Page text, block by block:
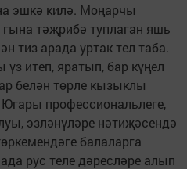
эшкә килә. Моңарчы
тәҗрибә туплаган яшь
тиз арада уртак тел таба.
итеп, яратып, бар күңел
белән төрле кызыклы
профессиональлеге,
эзләнүләре нәтиҗәсендә
балаларга
рус теле дәресләре алып